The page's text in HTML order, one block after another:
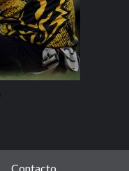
Contacto